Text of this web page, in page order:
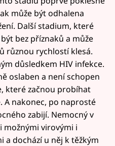
může být odhalena
Další stadium, které
bez příznaků a může
různou rychlostí klesá.
důsledkem HIV infekce.
oslaben a není schopen
které začnou probíhat
A nakonec, po naprosté
zabijí. Nemocný v
možnými virovými i
dochází u něj k těžkým